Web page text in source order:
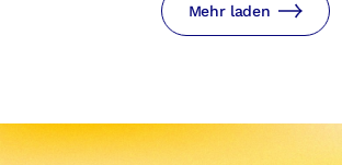
Mehr laden